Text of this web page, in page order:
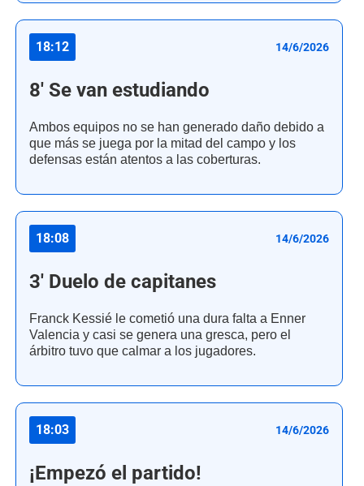
18:12 14/6/2026
8' Se van estudiando
Ambos equipos no se han generado daño debido a
que más se juega por la mitad del campo y los
defensas están atentos a las coberturas.
18:08 14/6/2026
3' Duelo de capitanes
Franck Kessié le cometió una dura falta a Enner
Valencia y casi se genera una gresca, pero el
árbitro tuvo que calmar a los jugadores.
18:03 14/6/2026
¡Empezó el partido!